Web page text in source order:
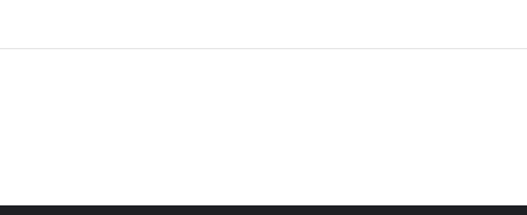
– خصم30%